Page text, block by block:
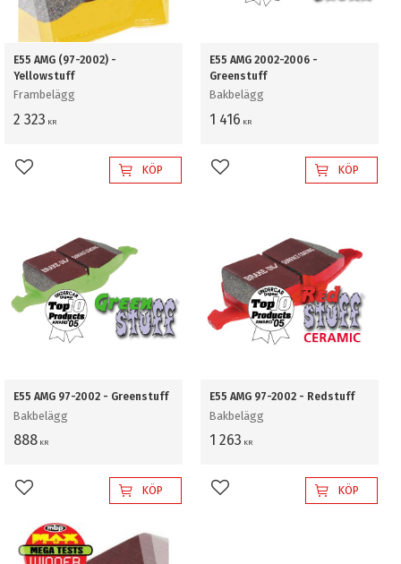
E55 AMG (97-2002) -
Yellowstuff
Frambelägg
2 323 KR
Lägg till i favoriterKÖP
E55 AMG 2002-2006 -
Greenstuff
Bakbelägg
1 416 KR
Lägg till i favoriterKÖP
E55 AMG 97-2002 - Greenstuff
Bakbelägg
888 KR
Lägg till i favoriterKÖP
E55 AMG 97-2002 - Redstuff
Bakbelägg
1 263 KR
Lägg till i favoriterKÖP